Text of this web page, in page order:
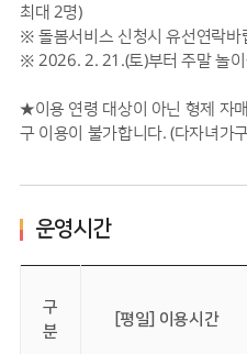
최대 2명)
※ 돌봄서비스 신청시 유선연락
※ 2026. 2. 21.(토)부터 주말 놀이
★이용 연령 대상이 아닌 형제 자
구 이용이 불가합니다. (다자녀가
운영시간
구
분
[평일] 이용시간